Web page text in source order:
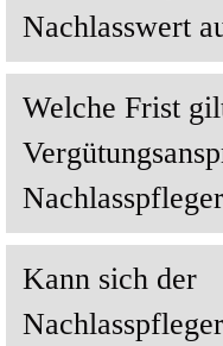
Nachlasswert
Welche Frist
Kann sich der